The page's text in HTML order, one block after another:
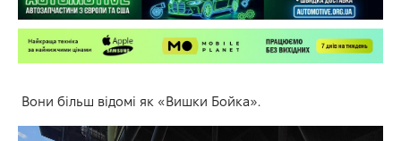
Вони більш відомі як «Вишки Бойка».